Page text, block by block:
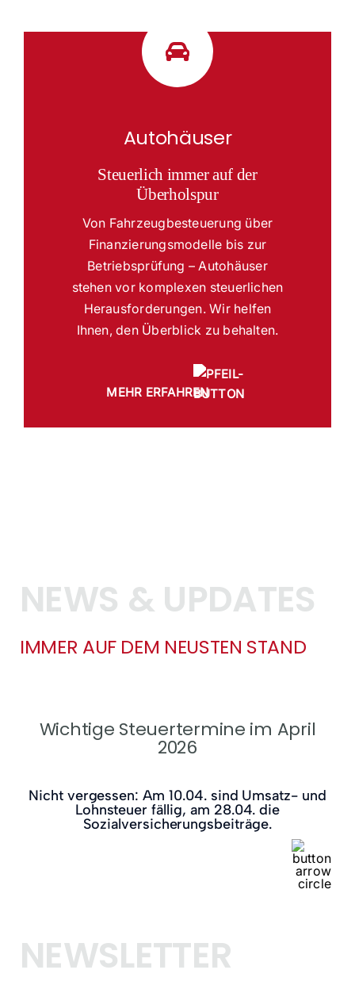
Autohäuser
Steuerlich immer auf der
Überholspur
Von Fahrzeugbesteuerung über
Finanzierungsmodelle bis zur
Betriebsprüfung – Autohäuser
stehen vor komplexen steuerlichen
Herausforderungen. Wir helfen
Ihnen, den Überblick zu behalten.
MEHR ERFAHREN
NEWS & UPDATES
IMMER AUF DEM NEUSTEN STAND
Wichtige Steuertermine im April
2026
Nicht vergessen: Am 10.04. sind Umsatz- und
Lohnsteuer fällig, am 28.04. die
Sozialversicherungsbeiträge.
NEWSLETTER